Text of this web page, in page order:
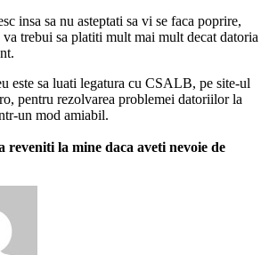
insa sa nu asteptati sa vi se faca poprire,
va trebui sa platiti mult mai mult decat datoria
este sa luati legatura cu CSALB, pe site-ul
pentru rezolvarea problemei datoriilor la
un mod amiabil.
reveniti la mine daca aveti nevoie de